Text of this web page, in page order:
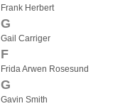
Frank Herbert
G
Gail Carriger
F
Frida Arwen Rosesund
G
Gavin Smith